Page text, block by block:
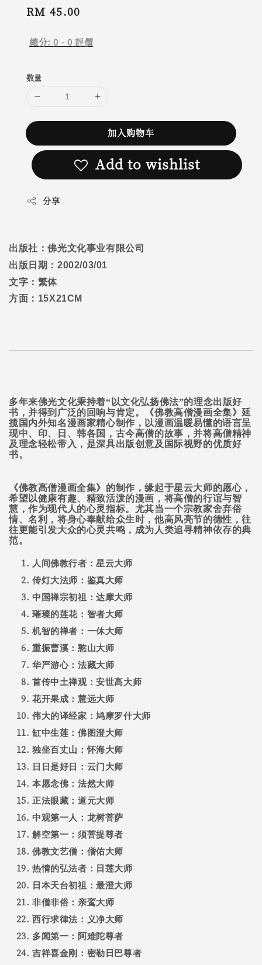
Regular
RM 45.00
總分:0 - 0 評價
数量
加入购物车
Add to wishlist
分享
出版社：佛光文化事业有限公司
出版日期： 2002/03/01
文字：繁体
方面： 15X21CM
多年来佛光文化秉持着“以文化弘扬佛法”的理念出版好
书，并得到广泛的回响与肯定。《佛教高僧漫画全集》延
揽国内外知名漫画家精心制作，以漫画温暖易懂的语言呈
现中、印、日、韩各国，古今高僧的故事，并将高僧精神
及理念轻松带入，是深具出版创意及国际视野的优质好
书。
《佛教高僧漫画全集》的制作，缘起于星云大师的愿心，
希望以健康有趣、精致活泼的漫画，将高僧的行谊与智
慧，作为现代人的心灵指标。尤其当一个宗教家舍弃俗
情、名利，将身心奉献给众生时，他高风亮节的德性，往
往更能引发大众的心灵共鸣，成为人类追寻精神依存的典
范。
人间佛教行者：星云大师
传灯大法师：鉴真大师
中国禅宗初祖：达摩大师
璀璨的莲花：智者大师
机智的禅者：一休大师
重振曹溪：憨山大师
华严游心：法藏大师
首传中土禅观：安世高大师
花开果成：慧远大师
伟大的译经家：鸠摩罗什大师
缸中生莲：佛图澄大师
独坐百丈山：怀海大师
日日是好日：云门大师
本愿念佛：法然大师
正法眼藏：道元大师
中观第一人：龙树菩萨
解空第一：须菩提尊者
佛教文艺僧：僧佑大师
热情的弘法者：日莲大师
日本天台初祖：最澄大师
非僧非俗：亲鸾大师
西行求律法：义净大师
多闻第一：阿难陀尊者
吉祥喜金刚：密勒日巴尊者